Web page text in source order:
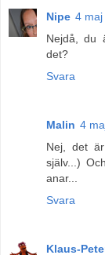
Nipe 4
Nejdå, du
det?
Svara
Malin 4
Nej, det
själv...)
anar...
Svara
Klaus-